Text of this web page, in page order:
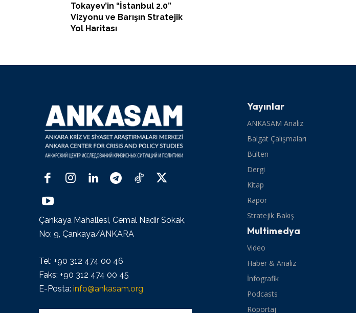
Tokayev’in “İstanbul 2.0”
Vizyonu ve Barışın Stratejik
Yol Haritası
Çankaya Mahallesi, Cemal Nadir Sokak,
No: 9, Çankaya/ANKARA
Tel: +90 312 474 00 46
Faks: +90 312 474 00 45
E-Posta: info@ankasam.org
Yayınlar
ANKASAM Analiz
Balgat Çalışmaları
Bülten
Dergi
Kitap
Rapor
Stratejik Bakış
Multimedya
Video
Haber & Analiz
İnfografik
Podcasts
Röportaj